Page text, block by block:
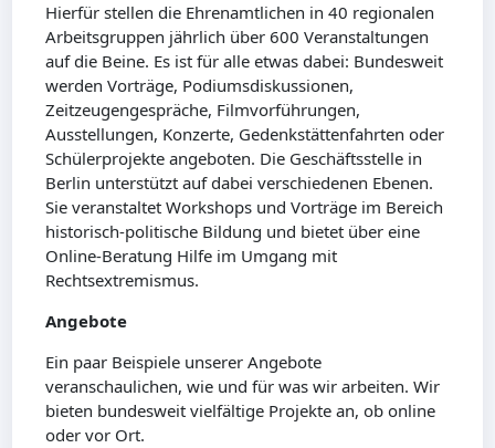
Hierfür stellen die Ehrenamtlichen in 40 regionalen
Arbeitsgruppen jährlich über 600 Veranstaltungen
auf die Beine. Es ist für alle etwas dabei: Bundesweit
werden Vorträge, Podiumsdiskussionen,
Zeitzeugengespräche, Filmvorführungen,
Ausstellungen, Konzerte, Gedenkstättenfahrten oder
Schülerprojekte angeboten. Die Geschäftsstelle in
Berlin unterstützt auf dabei verschiedenen Ebenen.
Sie veranstaltet Workshops und Vorträge im Bereich
historisch-politische Bildung und bietet über eine
Online-Beratung Hilfe im Umgang mit
Rechtsextremismus.
Angebote
Ein paar Beispiele unserer Angebote
veranschaulichen, wie und für was wir arbeiten. Wir
bieten bundesweit vielfältige Projekte an, ob online
oder vor Ort.